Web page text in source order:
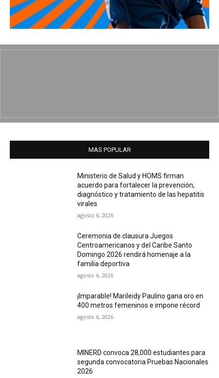
MAS POPULAR
Ministerio de Salud y HOMS firman
acuerdo para fortalecer la prevención,
diagnóstico y tratamiento de las hepatitis
virales
agosto 6, 2026
Ceremonia de clausura Juegos
Centroamericanos y del Caribe Santo
Domingo 2026 rendirá homenaje a la
familia deportiva
agosto 6, 2026
¡Imparable! Marileidy Paulino gana oro en
400 metros femeninos e impone récord
agosto 6, 2026
MINERD convoca 28,000 estudiantes para
segunda convocatoria Pruebas Nacionales
2026